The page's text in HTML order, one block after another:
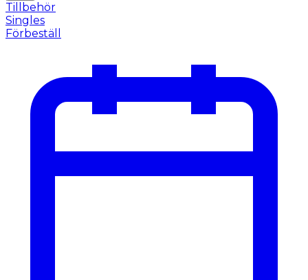
Tillbehör
Singles
Förbeställ